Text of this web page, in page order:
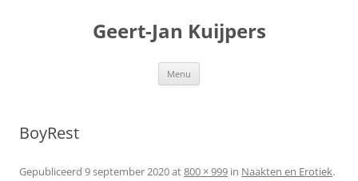
Geert-Jan Kuijpers
Menu
BoyRest
Gepubliceerd 9 september 2020at800 × 999 in Naakten en Erotiek.